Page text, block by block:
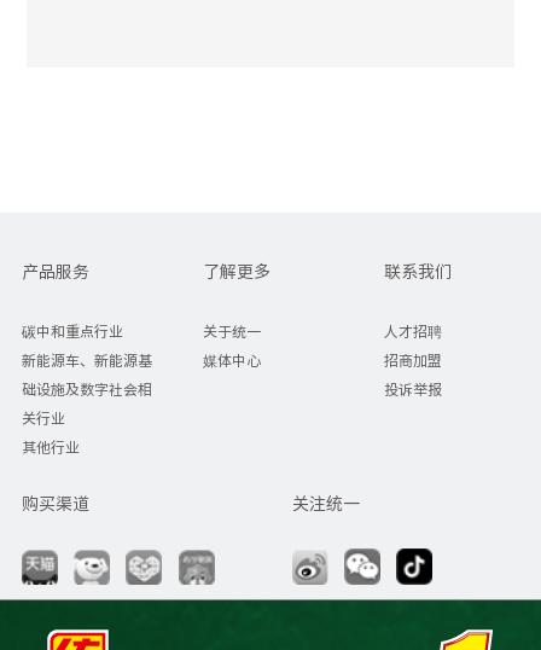
产品服务
碳中和重点行业
新能源车、新能源基
础设施及数字社会相
关行业
其他行业
了解更多
关于统一
媒体中心
联系我们
人才招聘
招商加盟
投诉举报
购买渠道 关注统一